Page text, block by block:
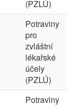
(PZLÚ)
Potraviny
pro
zvláštní
lékařské
účely
(PZLÚ)
Potraviny